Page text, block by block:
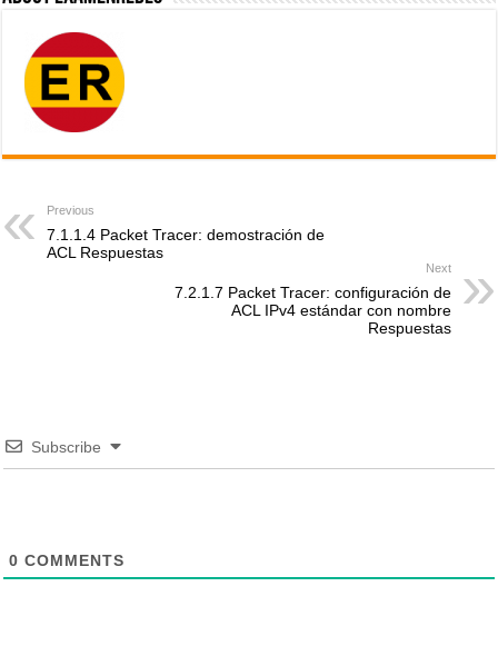
Previous
7.1.1.4 Packet Tracer: demostración de
ACL Respuestas
Next
7.2.1.7 Packet Tracer: configuración de
ACL IPv4 estándar con nombre
Respuestas
Subscribe
0 COMMENTS